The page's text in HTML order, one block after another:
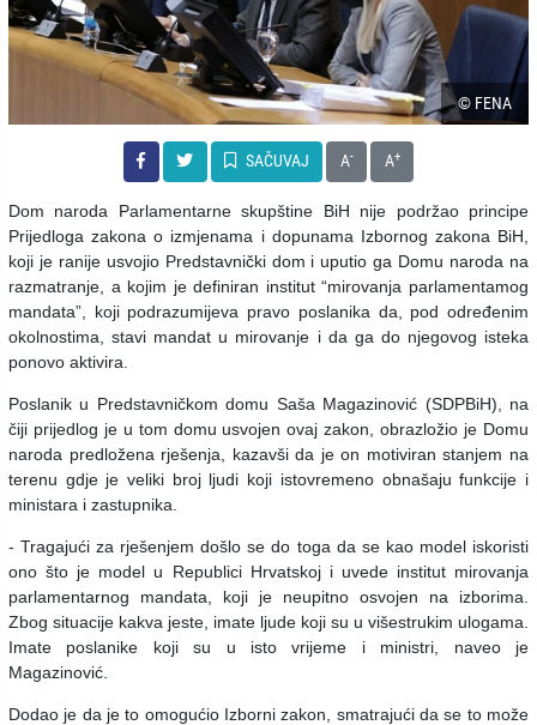
© FENA
SAČUVAJ A- A+
Dom naroda Parlamentarne skupštine BiH nije podržao principe
Prijedloga zakona o izmjenama i dopunama Izbornog zakona BiH,
koji je ranije usvojio Predstavnički dom i uputio ga Domu naroda na
razmatranje, a kojim je definiran institut “mirovanja parlamentamog
mandata”, koji podrazumijeva pravo poslanika da, pod određenim
okolnostima, stavi mandat u mirovanje i da ga do njegovog isteka
ponovo aktivira.
Poslanik u Predstavničkom domu Saša Magazinović (SDPBiH), na
čiji prijedlog je u tom domu usvojen ovaj zakon, obrazložio je Domu
naroda predložena rješenja, kazavši da je on motiviran stanjem na
terenu gdje je veliki broj ljudi koji istovremeno obnašaju funkcije i
ministara i zastupnika.
- Tragajući za rješenjem došlo se do toga da se kao model iskoristi
ono što je model u Republici Hrvatskoj i uvede institut mirovanja
parlamentarnog mandata, koji je neupitno osvojen na izborima.
Zbog situacije kakva jeste, imate ljude koji su u višestrukim ulogama.
Imate poslanike koji su u isto vrijeme i ministri, naveo je
Magazinović.
Dodao je da je to omogućio Izborni zakon, smatrajući da se to može